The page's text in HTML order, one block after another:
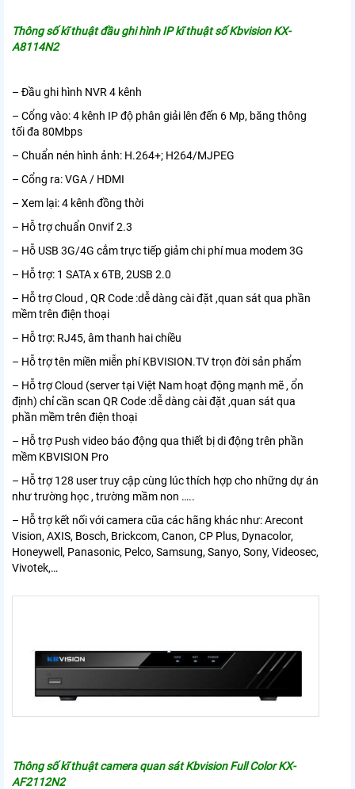
Thông số kĩ thuật đầu ghi hình IP kĩ thuật số Kbvision KX-
A8114N2
– Đầu ghi hình NVR 4 kênh
– Cổng vào: 4 kênh IP độ phân giải lên đến 6 Mp, băng thông
tối đa 80Mbps
– Chuẩn nén hình ảnh: H.264+; H264/MJPEG
– Cổng ra: VGA / HDMI
– Xem lại: 4 kênh đồng thời
– Hỗ trợ chuẩn Onvif 2.3
– Hỗ USB 3G/4G cắm trực tiếp giảm chi phí mua modem 3G
– Hỗ trợ: 1 SATA x 6TB, 2USB 2.0
– Hỗ trợ Cloud , QR Code :dễ dàng cài đặt ,quan sát qua phần
mềm trên điện thoại
– Hỗ trợ: RJ45, âm thanh hai chiều
– Hỗ trợ tên miền miễn phí KBVISION.TV trọn đời sản phẩm
– Hỗ trợ Cloud (server tại Việt Nam hoạt động mạnh mẽ , ổn
định) chỉ cần scan QR Code :dễ dàng cài đặt ,quan sát qua
phần mềm trên điện thoại
– Hỗ trợ Push video báo động qua thiết bị di động trên phần
mềm KBVISION Pro
– Hỗ trợ 128 user truy cập cùng lúc thích hợp cho những dự án
như trường học , trường mầm non …..
– Hỗ trợ kết nối với camera cũa các hãng khác như: Arecont
Vision, AXIS, Bosch, Brickcom, Canon, CP Plus, Dynacolor,
Honeywell, Panasonic, Pelco, Samsung, Sanyo, Sony, Videosec,
Vivotek,…
Thông số kĩ thuật camera quan sát Kbvision Full Color KX-
AF2112N2